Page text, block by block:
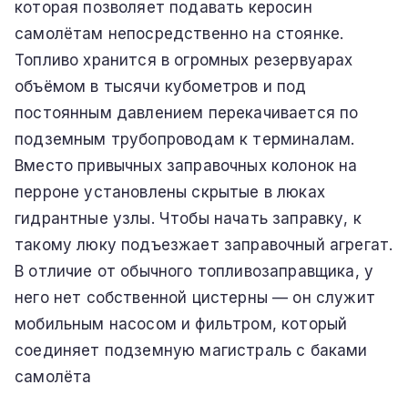
которая позволяет подавать керосин
самолётам непосредственно на стоянке.
Топливо хранится в огромных резервуарах
объёмом в тысячи кубометров и под
постоянным давлением перекачивается по
подземным трубопроводам к терминалам.
Вместо привычных заправочных колонок на
перроне установлены скрытые в люках
гидрантные узлы. Чтобы начать заправку, к
такому люку подъезжает заправочный агрегат.
В отличие от обычного топливозаправщика, у
него нет собственной цистерны — он служит
мобильным насосом и фильтром, который
соединяет подземную магистраль с баками
самолёта